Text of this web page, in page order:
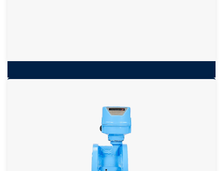
MID zugelassen durch NMI
Langlebig, wartungsarm und robust
Erfüllt oder übertrifft die Anforderungen der DIN/EN